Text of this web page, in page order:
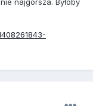
najgorsza. Byłoby